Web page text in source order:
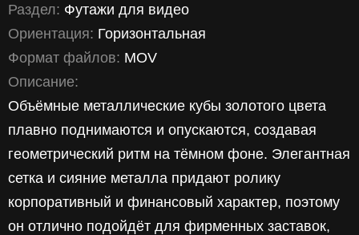
Раздел: Футажи для видео
Ориентация: Горизонтальная
Формат файлов: MOV
Описание:
Объёмные металлические кубы золотого цвета
плавно поднимаются и опускаются, создавая
геометрический ритм на тёмном фоне. Элегантная
сетка и сияние металла придают ролику
корпоративный и финансовый характер, поэтому
он отлично подойдёт для фирменных заставок,